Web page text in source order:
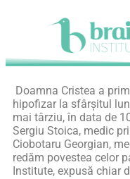
Doamna Cristea a
hipofizar la sfârșitul
mai târziu, în data de
Sergiu Stoica, medic
Ciobotaru Georgian,
redăm povestea celor
Institute, expusă chiar